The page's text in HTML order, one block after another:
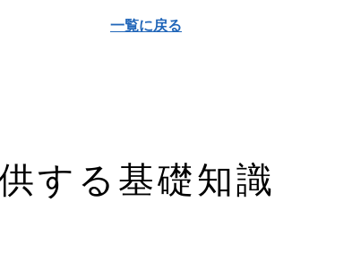
一覧に戻る
する基礎知識